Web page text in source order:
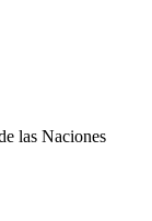
las Naciones